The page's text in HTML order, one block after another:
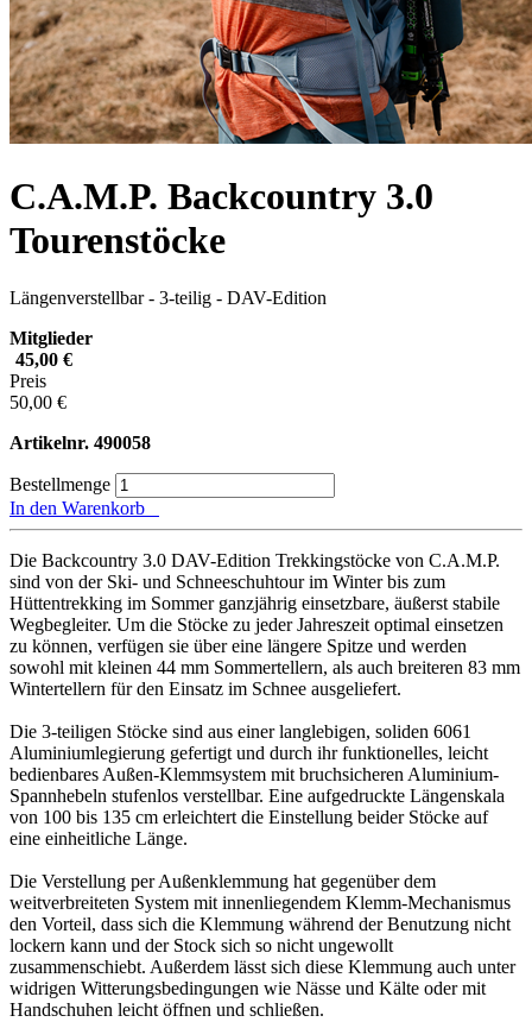
C.A.M.P. Backcountry 3.0
Tourenstöcke
Längenverstellbar - 3-teilig - DAV-Edition
Mitglieder
45,00 €
Preis
50,00 €
Artikelnr. 490058
Bestellmenge
In den Warenkorb
Die Backcountry 3.0 DAV-Edition Trekkingstöcke von C.A.M.P.
sind von der Ski- und Schneeschuhtour im Winter bis zum
Hüttentrekking im Sommer ganzjährig einsetzbare, äußerst stabile
Wegbegleiter. Um die Stöcke zu jeder Jahreszeit optimal einsetzen
zu können, verfügen sie über eine längere Spitze und werden
sowohl mit kleinen 44 mm Sommertellern, als auch breiteren 83 mm
Wintertellern für den Einsatz im Schnee ausgeliefert.
Die 3-teiligen Stöcke sind aus einer langlebigen, soliden 6061
Aluminiumlegierung gefertigt und durch ihr funktionelles, leicht
bedienbares Außen-Klemmsystem mit bruchsicheren Aluminium-
Spannhebeln stufenlos verstellbar. Eine aufgedruckte Längenskala
von 100 bis 135 cm erleichtert die Einstellung beider Stöcke auf
eine einheitliche Länge.
Die Verstellung per Außenklemmung hat gegenüber dem
weitverbreiteten System mit innenliegendem Klemm-Mechanismus
den Vorteil, dass sich die Klemmung während der Benutzung nicht
lockern kann und der Stock sich so nicht ungewollt
zusammenschiebt. Außerdem lässt sich diese Klemmung auch unter
widrigen Witterungsbedingungen wie Nässe und Kälte oder mit
Handschuhen leicht öffnen und schließen.